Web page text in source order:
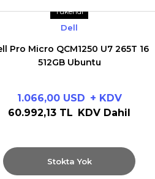
Tükendi
Dell
Pro Micro QCM1250 U7 265T 16
512GB Ubuntu
1.066,00 USD + KDV
60.992,13 TL KDV Dahil
Stokta Yok